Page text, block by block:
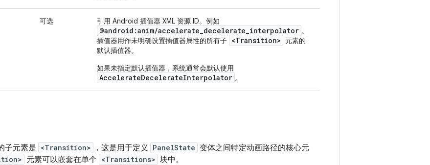
可选 引用 Android 插值器 XML 资源 ID。例如
@android:anim/accelerate_decelerate_interpolator 。
插值器用作未明确设置插值器属性的所有子 <Transition>
元素的
默认插值器。
如果未指定默认插值器，系统通常会默认使用
AccelerateDecelerateInterpolator 。
子元素是 <Transition> ，这是用于定义 PanelState 变体之间特定动画路径的核心元
元素可以嵌套在单个 <Transitions> 块中。